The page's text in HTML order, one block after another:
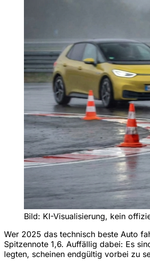
Bild: KI-Visualisierung, kein
Wer 2025 das technisch beste Auto
Spitzennote 1,6. Auffällig dabei: Es
legten, scheinen endgültig vorbei zu